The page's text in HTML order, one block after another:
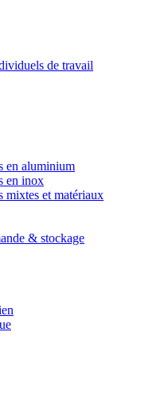
de travail
en aluminium
en inox
mixtes et matériaux
& stockage